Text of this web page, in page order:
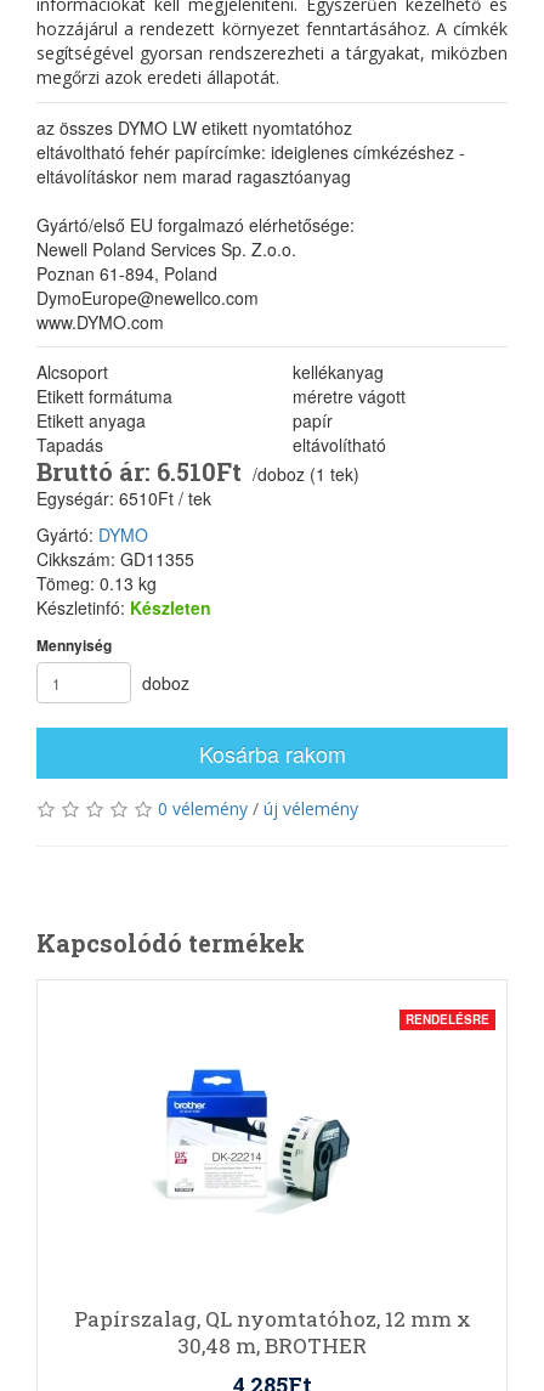
hozzájárul a rendezett környezet fenntartásához. A címkék
segítségével gyorsan rendszerezheti a tárgyakat, miközben
megőrzi azok eredeti állapotát.
az összes DYMO LW etikett nyomtatóhoz
eltávoltható fehér papírcímke: ideiglenes címkézéshez -
eltávolításkor nem marad ragasztóanyag
Gyártó/első EU forgalmazó elérhetősége:
Newell Poland Services Sp. Z.o.o.
Poznan 61-894, Poland
DymoEurope@newellco.com
www.DYMO.com
Alcsoport
kellékanyag
Etikett formátuma
méretre vágott
Etikett anyaga
papír
Tapadás
eltávolítható
Bruttó ár: 6.510Ft /doboz (1 tek)
Egységár: 6510Ft / tek
Gyártó: DYMO
Cikkszám: GD11355
Tömeg: 0.13 kg
Készletinfó: Készleten
Mennyiség
doboz
Kosárba rakom
0 vélemény / új vélemény
Kapcsolódó termékek
RENDELÉSRE
Papírszalag, QL nyomtatóhoz, 12 mm x
30,48 m, BROTHER
4.285Ft